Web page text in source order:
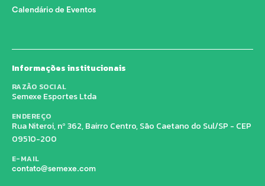
Calendário de Eventos
Informações institucionais
RAZÃO SOCIAL
Semexe Esportes Ltda
ENDEREÇO
Rua Niteroi, nº 362, Bairro Centro, São Caetano do Sul/SP - CEP
09510-200
E-MAIL
contato@semexe.com